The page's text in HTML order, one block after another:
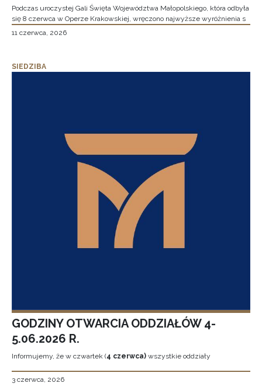
Podczas uroczystej Gali Święta Województwa Małopolskiego, która odbyła
się 8 czerwca w Operze Krakowskiej, wręczono najwyższe wyróżnienia s
11 czerwca, 2026
SIEDZIBA
GODZINY OTWARCIA ODDZIAŁÓW 4-
5.06.2026 R.
Informujemy, że w czwartek (4 czerwca) wszystkie oddziały
3 czerwca, 2026